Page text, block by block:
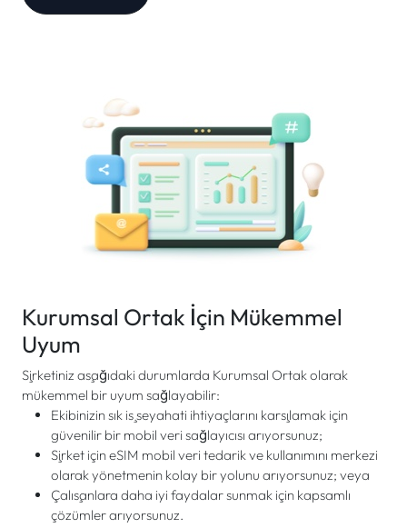
Kurumsal Ortak İçin Mükemmel
Uyum
Şirketiniz aşağıdaki durumlarda Kurumsal Ortak olarak
mükemmel bir uyum sağlayabilir:
Ekibinizin sık iş seyahati ihtiyaçlarını karşılamak için
güvenilir bir mobil veri sağlayıcısı arıyorsunuz;
Şirket için eSIM mobil veri tedarik ve kullanımını merkezi
olarak yönetmenin kolay bir yolunu arıyorsunuz; veya
Çalışanlara daha iyi faydalar sunmak için kapsamlı
çözümler arıyorsunuz.